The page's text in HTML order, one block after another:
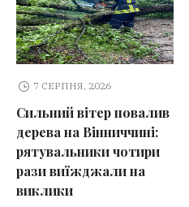
7 СЕРПНЯ, 2026
Сильний вітер повалив
дерева на Вінниччині:
рятувальники чотири
рази виїжджали на
виклики